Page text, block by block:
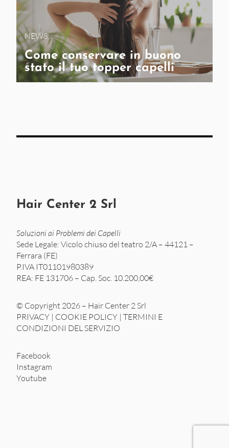
NEWS
Come conservare in buono
stato il tuo topper capelli
Hair Center 2 Srl
Soluzioni ai Problemi dei Capelli
Sede Legale: Vicolo chiuso del teatro 2/A – 44121 –
Ferrara (FE)
P.IVA IT01101980389
REA: FE 131706 – Cap. Soc. 10.200,00€
© Copyright 2026 – Hair Center 2 Srl
PRIVACY | COOKIE POLICY | TERMINI E
CONDIZIONI DEL SERVIZIO
Facebook
Instagram
Youtube